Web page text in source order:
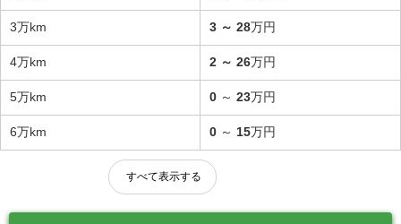
3万km 3 ～ 28万円
4万km 2 ～ 26万円
5万km 0 ～ 23万円
6万km 0 ～ 15万円
すべて表示する